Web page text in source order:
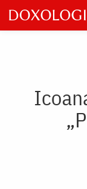
Skip
to
main